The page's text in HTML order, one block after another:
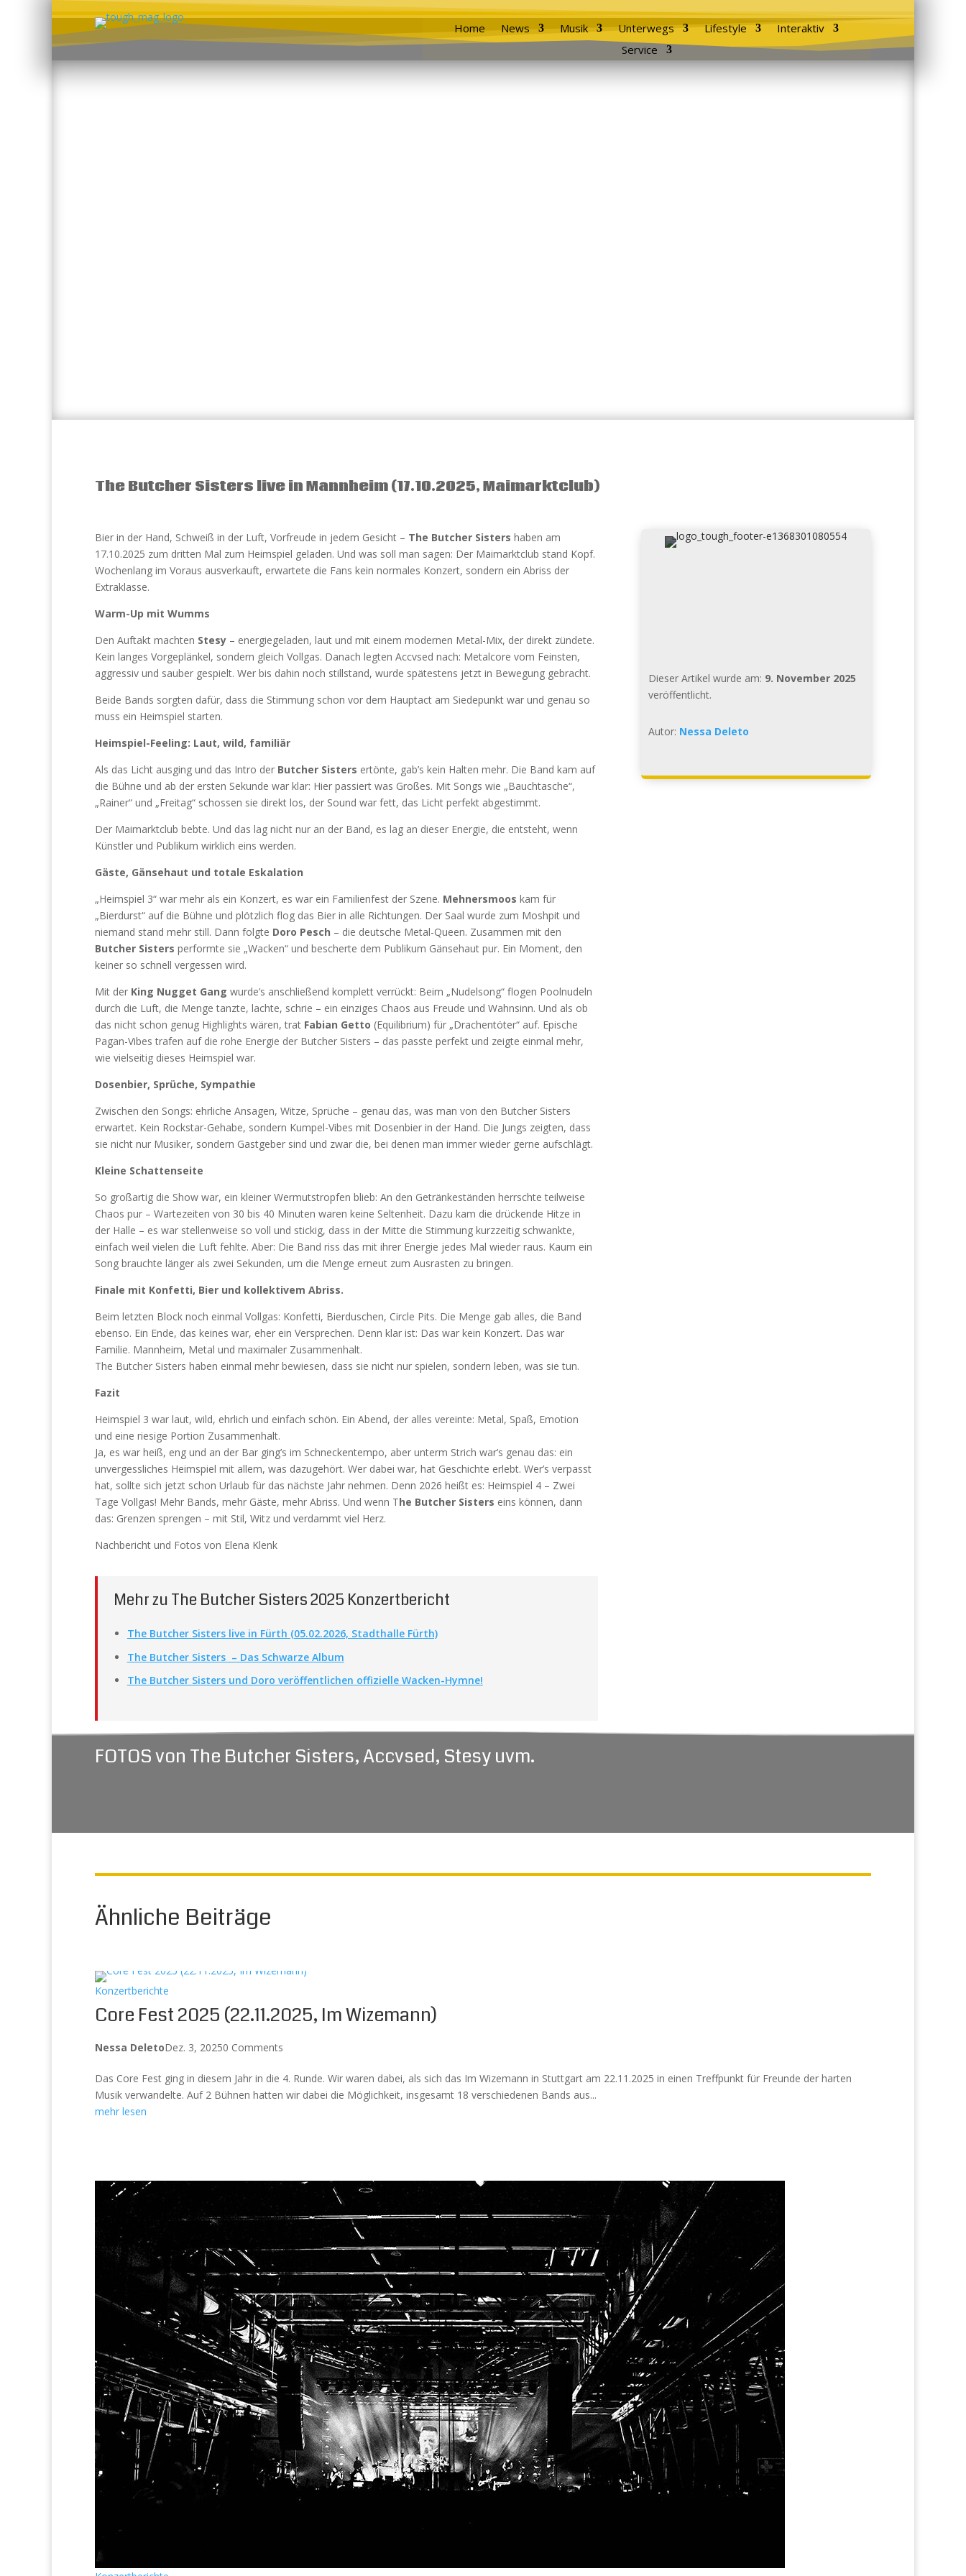
Home News Musik Unterwegs Lifestyle
Interaktiv
Service
The Butcher Sisters live in Mannheim (17.10.2025, Maimarktclub)
Bier in der Hand, Schweiß in der Luft, Vorfreude in jedem Gesicht – The Butcher Sisters haben am
17.10.2025 zum dritten Mal zum Heimspiel geladen. Und was soll man sagen: Der Maimarktclub stand Kopf.
Wochenlang im Voraus ausverkauft, erwartete die Fans kein normales Konzert, sondern ein Abriss der
Extraklasse.
Warm-Up mit Wumms
Den Auftakt machten Stesy – energiegeladen, laut und mit einem modernen Metal-Mix, der direkt zündete.
Kein langes Vorgeplänkel, sondern gleich Vollgas. Danach legten Accvsed nach: Metalcore vom Feinsten,
aggressiv und sauber gespielt. Wer bis dahin noch stillstand, wurde spätestens jetzt in Bewegung gebracht.
Beide Bands sorgten dafür, dass die Stimmung schon vor dem Hauptact am Siedepunkt war und genau so
muss ein Heimspiel starten.
Heimspiel-Feeling: Laut, wild, familiär
Als das Licht ausging und das Intro der Butcher Sisters ertönte, gab’s kein Halten mehr. Die Band kam auf
die Bühne und ab der ersten Sekunde war klar: Hier passiert was Großes. Mit Songs wie „Bauchtasche“,
„Rainer“ und „Freitag“ schossen sie direkt los, der Sound war fett, das Licht perfekt abgestimmt.
Der Maimarktclub bebte. Und das lag nicht nur an der Band, es lag an dieser Energie, die entsteht, wenn
Künstler und Publikum wirklich eins werden.
Gäste, Gänsehaut und totale Eskalation
„Heimspiel 3“ war mehr als ein Konzert, es war ein Familienfest der Szene. Mehnersmoos kam für
„Bierdurst“ auf die Bühne und plötzlich flog das Bier in alle Richtungen. Der Saal wurde zum Moshpit und
niemand stand mehr still. Dann folgte Doro Pesch – die deutsche Metal-Queen. Zusammen mit den
Butcher Sisters performte sie „Wacken“ und bescherte dem Publikum Gänsehaut pur. Ein Moment, den
keiner so schnell vergessen wird.
Mit der King Nugget Gang wurde’s anschließend komplett verrückt: Beim „Nudelsong“ flogen Poolnudeln
durch die Luft, die Menge tanzte, lachte, schrie – ein einziges Chaos aus Freude und Wahnsinn. Und als ob
das nicht schon genug Highlights wären, trat Fabian Getto (Equilibrium) für „Drachentöter“ auf. Epische
Pagan-Vibes trafen auf die rohe Energie der Butcher Sisters – das passte perfekt und zeigte einmal mehr,
wie vielseitig dieses Heimspiel war.
Dosenbier, Sprüche, Sympathie
Zwischen den Songs: ehrliche Ansagen, Witze, Sprüche – genau das, was man von den Butcher Sisters
erwartet. Kein Rockstar-Gehabe, sondern Kumpel-Vibes mit Dosenbier in der Hand. Die Jungs zeigten, dass
sie nicht nur Musiker, sondern Gastgeber sind und zwar die, bei denen man immer wieder gerne aufschlägt.
Kleine Schattenseite
So großartig die Show war, ein kleiner Wermutstropfen blieb: An den Getränkeständen herrschte teilweise
Chaos pur – Wartezeiten von 30 bis 40 Minuten waren keine Seltenheit. Dazu kam die drückende Hitze in
der Halle – es war stellenweise so voll und stickig, dass in der Mitte die Stimmung kurzzeitig schwankte,
einfach weil vielen die Luft fehlte. Aber: Die Band riss das mit ihrer Energie jedes Mal wieder raus. Kaum ein
Song brauchte länger als zwei Sekunden, um die Menge erneut zum Ausrasten zu bringen.
Finale mit Konfetti, Bier und kollektivem Abriss.
Beim letzten Block noch einmal Vollgas: Konfetti, Bierduschen, Circle Pits. Die Menge gab alles, die Band
ebenso. Ein Ende, das keines war, eher ein Versprechen. Denn klar ist: Das war kein Konzert. Das war
Familie. Mannheim, Metal und maximaler Zusammenhalt.
The Butcher Sisters haben einmal mehr bewiesen, dass sie nicht nur spielen, sondern leben, was sie tun.
Fazit
Heimspiel 3 war laut, wild, ehrlich und einfach schön. Ein Abend, der alles vereinte: Metal, Spaß, Emotion
und eine riesige Portion Zusammenhalt.
Ja, es war heiß, eng und an der Bar ging’s im Schneckentempo, aber unterm Strich war’s genau das: ein
unvergessliches Heimspiel mit allem, was dazugehört. Wer dabei war, hat Geschichte erlebt. Wer’s verpasst
hat, sollte sich jetzt schon Urlaub für das nächste Jahr nehmen. Denn 2026 heißt es: Heimspiel 4 – Zwei
Tage Vollgas! Mehr Bands, mehr Gäste, mehr Abriss. Und wenn The Butcher Sisters eins können, dann
das: Grenzen sprengen – mit Stil, Witz und verdammt viel Herz.
Nachbericht und Fotos von Elena Klenk
Mehr zu The Butcher Sisters 2025 Konzertbericht
The Butcher Sisters live in Fürth (05.02.2026, Stadthalle Fürth)
The Butcher Sisters – Das Schwarze Album
The Butcher Sisters und Doro veröffentlichen offizielle Wacken-Hymne!
Dieser Artikel wurde am: 9. November 2025
veröffentlicht.
Autor: Nessa Deleto
FOTOS von The Butcher Sisters, Accvsed, Stesy uvm.
Ähnliche Beiträge
Konzertberichte
Core Fest 2025 (22.11.2025, Im Wizemann)
Nessa DeletoDez. 3, 20250 Comments
Das Core Fest ging in diesem Jahr in die 4. Runde. Wir waren dabei, als sich das Im Wizemann in Stuttgart am 22.11.2025 in einen Treffpunkt für Freunde der harten
Musik verwandelte. Auf 2 Bühnen hatten wir dabei die Möglichkeit, insgesamt 18 verschiedenen Bands aus...
mehr lesen